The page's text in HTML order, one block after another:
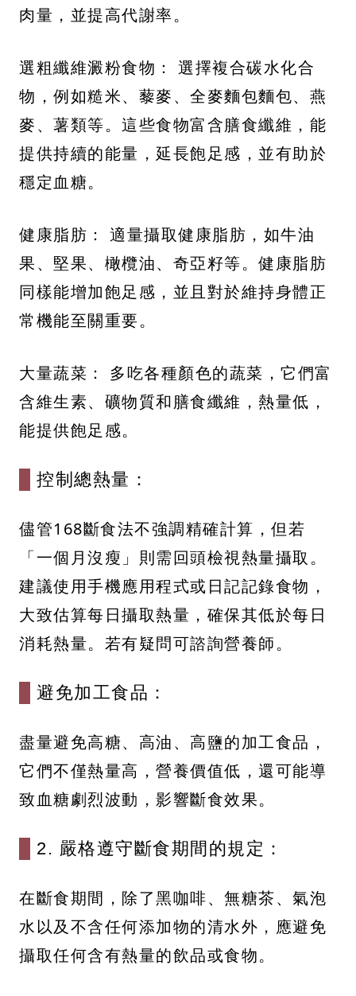
肉量，並提高代謝率。
選粗纖維澱粉食物： 選擇複合碳水化合
物，例如糙米、藜麥、全麥麵包麵包、燕
麥、薯類等。這些食物富含膳食纖維，能
提供持續的能量，延長飽足感，並有助於
穩定血糖。
健康脂肪： 適量攝取健康脂肪，如牛油
果、堅果、橄欖油、奇亞籽等。健康脂肪
同樣能增加飽足感，並且對於維持身體正
常機能至關重要。
大量蔬菜： 多吃各種顏色的蔬菜，它們富
含維生素、礦物質和膳食纖維，熱量低，
能提供飽足感。
控制總熱量：
儘管168斷食法不強調精確計算，但若
「一個月沒瘦」則需回頭檢視熱量攝取。
建議使用手機應用程式或日記記錄食物，
大致估算每日攝取熱量，確保其低於每日
消耗熱量。若有疑問可諮詢營養師。
避免加工食品：
盡量避免高糖、高油、高鹽的加工食品，
它們不僅熱量高，營養價值低，還可能導
致血糖劇烈波動，影響斷食效果。
2. 嚴格遵守斷食期間的規定：
在斷食期間，除了黑咖啡、無糖茶、氣泡
水以及不含任何添加物的清水外，應避免
攝取任何含有熱量的飲品或食物。